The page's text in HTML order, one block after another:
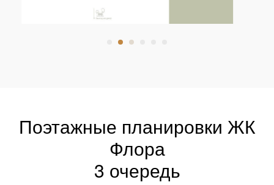
Поэтажные планировки ЖК
Флора
3 очередь